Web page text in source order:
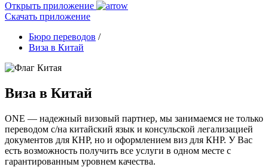
Открыть приложение
Скачать приложение
Бюро переводов /
Виза в Китай
Виза в Китай
ONE — надежный визовый партнер, мы занимаемся не только
переводом с/на китайский язык и консульской легализацией
документов для КНР, но и оформлением виз для КНР. У Вас
есть возможность получить все услуги в одном месте с
гарантированным уровнем качества.